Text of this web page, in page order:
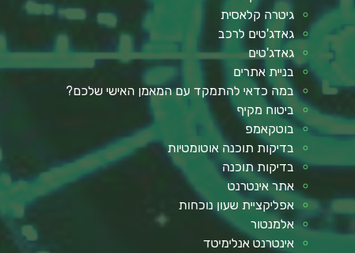
גיטרה קלאסית
גאדג'טים לרכב
גאדג'טים
בניית אתרים
במה כדאי להתמקד עם המאמן האישי שלכם?
ביטוח מקיף
בוטקאמפ
בדיקות תוכנה אוטומטיות
בדיקות תוכנה
אתר אינטרנט
אפליקציית שעון נוכחות
אלמנטור
אינטרנט אנלימיטד